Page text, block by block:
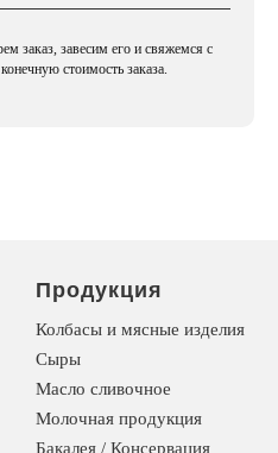
заказ, завесим его и свяжемся с
стоимость заказа.
Продукция
Колбасы и мясные изделия
Сыры
Масло сливочное
Молочная продукция
Бакалея / Консервация